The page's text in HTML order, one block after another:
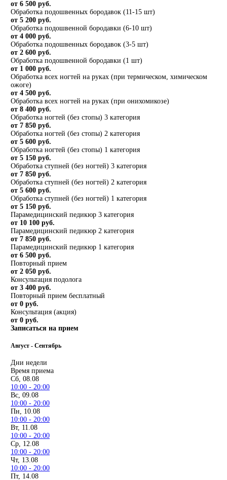
от 6 500 руб.
Обработка подошвенных бородавок (11-15 шт)
от 5 200 руб.
Обработка подошвенной бородавки (6-10 шт)
от 4 000 руб.
Обработка подошвенных бородавок (3-5 шт)
от 2 600 руб.
Обработка подошвенной бородавки (1 шт)
от 1 000 руб.
Обработка всех ногтей на руках (при термическом, химическом
ожоге)
от 4 500 руб.
Обработка всех ногтей на руках (при онихомикозе)
от 8 400 руб.
Обработка ногтей (без стопы) 3 категория
от 7 850 руб.
Обработка ногтей (без стопы) 2 категория
от 5 600 руб.
Обработка ногтей (без стопы) 1 категория
от 5 150 руб.
Обработка ступней (без ногтей) 3 категория
от 7 850 руб.
Обработка ступней (без ногтей) 2 категория
от 5 600 руб.
Обработка ступней (без ногтей) 1 категория
от 5 150 руб.
Парамедицинский педикюр 3 категория
от 10 100 руб.
Парамедицинский педикюр 2 категория
от 7 850 руб.
Парамедицинский педикюр 1 категория
от 6 500 руб.
Повторный прием
от 2 050 руб.
Консультация подолога
от 3 400 руб.
Повторный прием бесплатный
от 0 руб.
Консультация (акция)
от 0 руб.
Записаться на прием
Август - Сентябрь
Дни недели
Время приема
Сб, 08.08
10:00 - 20:00
Вс, 09.08
10:00 - 20:00
Пн, 10.08
10:00 - 20:00
Вт, 11.08
10:00 - 20:00
Ср, 12.08
10:00 - 20:00
Чт, 13.08
10:00 - 20:00
Пт, 14.08